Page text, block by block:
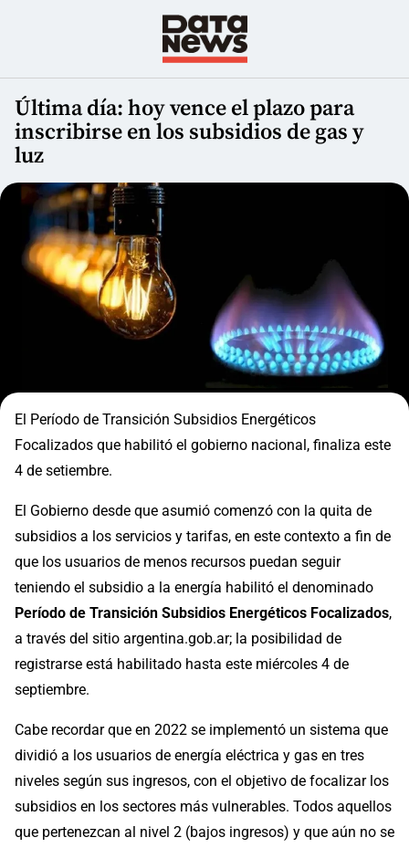
Última día: hoy vence el plazo para
inscribirse en los subsidios de gas y
luz
El Período de Transición Subsidios Energéticos
Focalizados que habilitó el gobierno nacional, finaliza este
4 de setiembre.
El Gobierno desde que asumió comenzó con la quita de
subsidios a los servicios y tarifas, en este contexto a fin de
que los usuarios de menos recursos puedan seguir
teniendo el subsidio a la energía habilitó el denominado
Período de Transición Subsidios Energéticos Focalizados,
a través del sitio argentina.gob.ar; la posibilidad de
registrarse está habilitado hasta este miércoles 4 de
septiembre.
Cabe recordar que en 2022 se implementó un sistema que
dividió a los usuarios de energía eléctrica y gas en tres
niveles según sus ingresos, con el objetivo de focalizar los
subsidios en los sectores más vulnerables. Todos aquellos
que pertenezcan al nivel 2 (bajos ingresos) y que aún no se